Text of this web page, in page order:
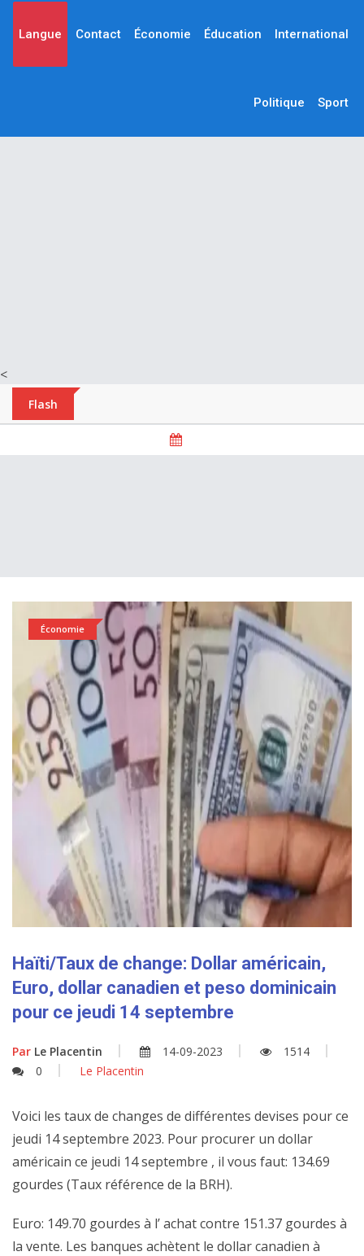
<
Langue Contact Économie Éducation International
Politique Sport
Flash
Économie
Haïti/Taux de change: Dollar américain,
Euro, dollar canadien et peso dominicain
pour ce jeudi 14 septembre
Par Le Placentin 14-09-2023
1514
0
Le Placentin
Voici les taux de changes de différentes devises pour ce
jeudi 14 septembre 2023. Pour procurer un dollar
américain ce jeudi 14 septembre , il vous faut: 134.69
gourdes (Taux référence de la BRH).
Euro: 149.70 gourdes à l’ achat contre 151.37 gourdes à
la vente. Les banques achètent le dollar canadien à